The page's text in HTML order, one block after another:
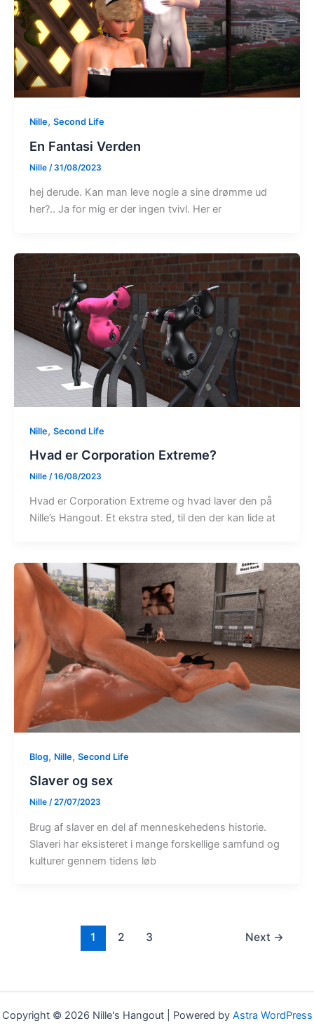
Nille, Second Life
En Fantasi Verden
Nille /31/08/2023
hej derude. Kan man leve nogle a sine drømme ud
her?.. Ja for mig er der ingen tvivl. Her er
Nille, Second Life
Hvad er Corporation Extreme?
Nille /16/08/2023
Hvad er Corporation Extreme og hvad laver den på
Nille’s Hangout. Et ekstra sted, til den der kan lide at
Blog, Nille, Second Life
Slaver og sex
Nille /27/07/2023
Brug af slaver en del af menneskehedens historie.
Slaveri har eksisteret i mange forskellige samfund og
kulturer gennem tidens løb
1 2 3 Next →
Copyright © 2026 Nille's Hangout | Powered by Astra WordPress